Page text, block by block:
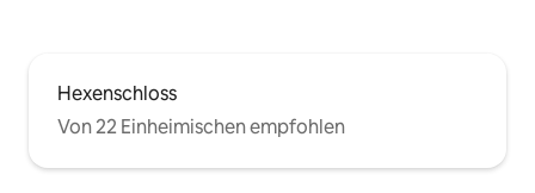
Hexenschloss
Von 22 Einheimischen empfohlen